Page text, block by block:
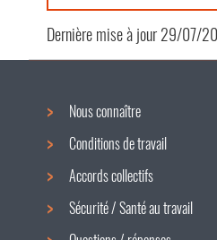
Dernière mise à jour29/07/
Menu
de
navigation
Nous connaître
Conditions de travail
Accords collectifs
Sécurité / Santé au travail